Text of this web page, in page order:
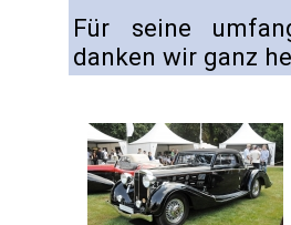
Für seine
danken wir ganz